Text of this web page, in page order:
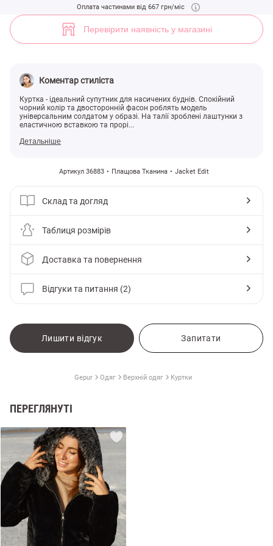
Оплата частинами від 667 грн/міс
Перевірити наявність у магазині
Коментар стиліста
Куртка - ідеальний супутник для насичених буднів. Спокійний
чорний колір та двосторонній фасон роблять модель
універсальним солдатом у образі. На талії зроблені лаштунки з
еластичною вставкою та прорі...
Детальніше
Артикул 36883 Плащова Тканина Jacket Edit
Склад та догляд
Таблиця розмірів
Доставка та повернення
Відгуки та питання (2)
Лишити відгук Запитати
Gepur Одяг Верхній одяг Куртки
ПЕРЕГЛЯНУТІ
Двостороння куртка з хутром чорного кольору (арт. 36883) ♡